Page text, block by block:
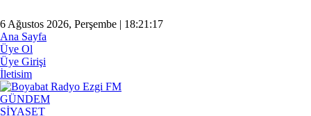
6 Ağustos 2026, Perşembe | 18:21:17
Ana Sayfa
Üye Ol
Üye Girişi
İletisim
GÜNDEM
SİYASET